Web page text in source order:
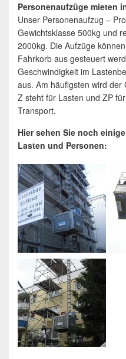
Personenaufzüge mieten
Unser Personenaufzug –
Gewichtsklasse 500kg und
2000kg. Die Aufzüge
Fahrkorb aus gesteuert
Geschwindigkeit im
aus. Am häufigsten wird
Z steht für Lasten und ZP
Transport.
Hier sehen Sie noch
Lasten und Personen: